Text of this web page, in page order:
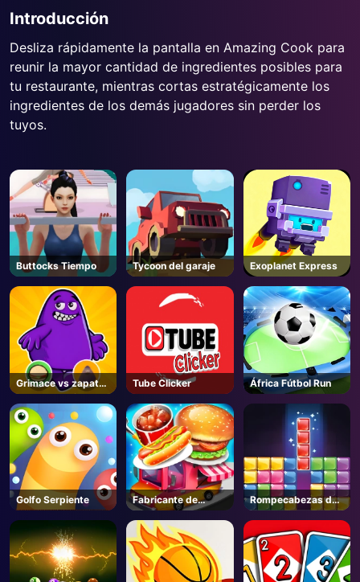
Introducción
Desliza rápidamente la pantalla en Amazing Cook para
reunir la mayor cantidad de ingredientes posibles para
tu restaurante, mientras cortas estratégicamente los
ingredientes de los demás jugadores sin perder los
tuyos.
Buttocks Tiempo Tycoon del garaje Exoplanet Express
Grimace vs zapatos
de payaso gigante
Tube Clicker África Fútbol Run
Golfo Serpiente
Fabricante de
alimentos de calle
Rompecabezas de
joyas